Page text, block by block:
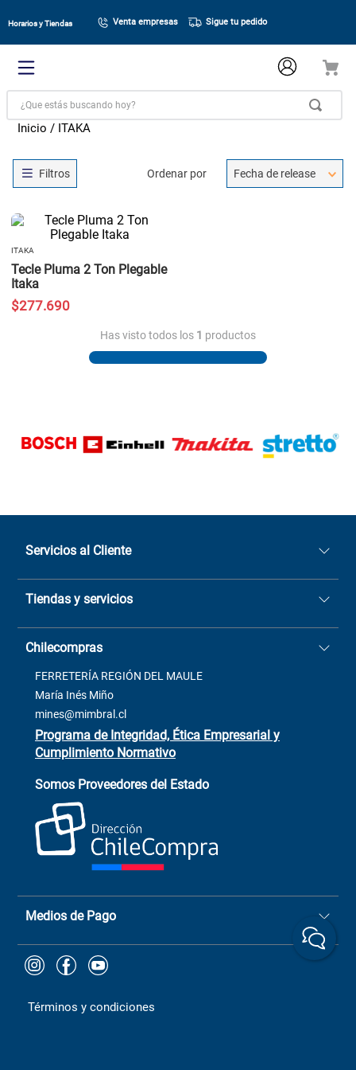
Horarios y Tiendas Venta empresas Sigue tu pedido
¿Que estás buscando hoy?
ITAKA
Ordenar por Fecha de release
ITAKA
Tecle Pluma 2 Ton Plegable
Itaka
$277.690
Has visto todos los 1 productos
Servicios al Cliente
Quiénes somos
Sucursales
Términos y condiciones
Contacto
Venta Terreno
Trabaja con Nosotros
+(73) 256
ChileCompras
+56 9 9888 9549
Tiendas y servicios
Casa Matriz: Avenida Chorrillos
2137 San Javier, Fono (73)
Chilecompras
FERRETERÍA REGIÓN DEL MAULE
María Inés Miño
mines@mimbral.cl
Programa de Integridad, Ética Empresarial y
Cumplimiento Normativo
Somos Proveedores del Estado
Medios de Pago
Términos y condiciones